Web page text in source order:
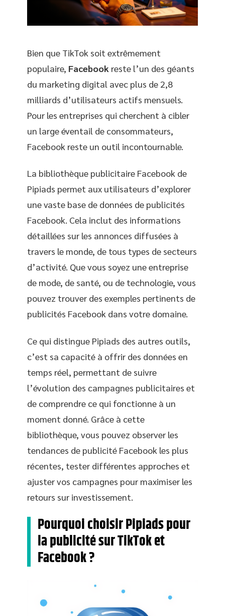
Bien que TikTok soit extrêmement
populaire, Facebook reste l’un des géants
du marketing digital avec plus de 2,8
milliards d’utilisateurs actifs mensuels.
Pour les entreprises qui cherchent à cibler
un large éventail de consommateurs,
Facebook reste un outil incontournable.
La bibliothèque publicitaire Facebook de
Pipiads permet aux utilisateurs d’explorer
une vaste base de données de publicités
Facebook. Cela inclut des informations
détaillées sur les annonces diffusées à
travers le monde, de tous types de secteurs
d’activité. Que vous soyez une entreprise
de mode, de santé, ou de technologie, vous
pouvez trouver des exemples pertinents de
publicités Facebook dans votre domaine.
Ce qui distingue Pipiads des autres outils,
c’est sa capacité à offrir des données en
temps réel, permettant de suivre
l’évolution des campagnes publicitaires et
de comprendre ce qui fonctionne à un
moment donné. Grâce à cette
bibliothèque, vous pouvez observer les
tendances de publicité Facebook les plus
récentes, tester différentes approches et
ajuster vos campagnes pour maximiser les
retours sur investissement.
Pourquoi choisir Pipiads pour
la publicité sur TikTok et
Facebook ?